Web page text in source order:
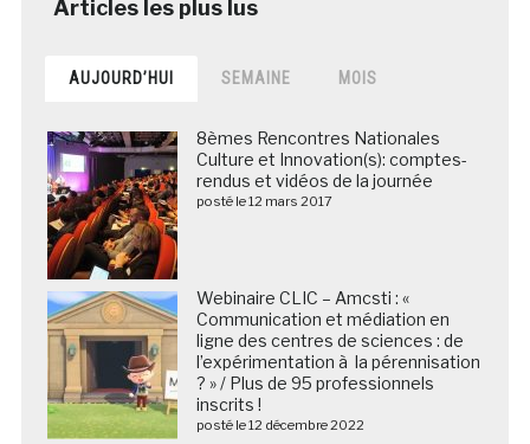
AUJOURD’HUI SEMAINE MOIS
8èmes Rencontres Nationales
Culture et Innovation(s): comptes-
rendus et vidéos de la journée
posté le 12 mars 2017
Webinaire CLIC – Amcsti : «
Communication et médiation en
ligne des centres de sciences : de
l’expérimentation à la pérennisation
? » / Plus de 95 professionnels
inscrits !
posté le 12 décembre 2022